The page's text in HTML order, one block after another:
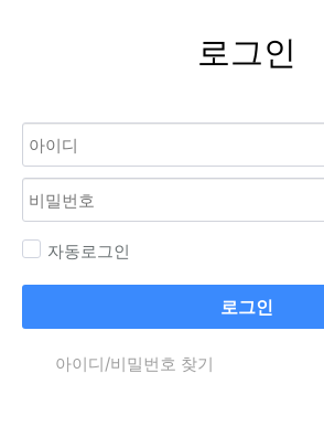
로그인
자동로그인
로그인
아이디/비밀번호 찾기